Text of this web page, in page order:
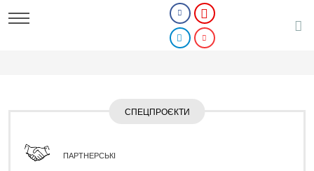
СПЕЦПРОЄКТИ
ПАРТНЕРСЬКІ